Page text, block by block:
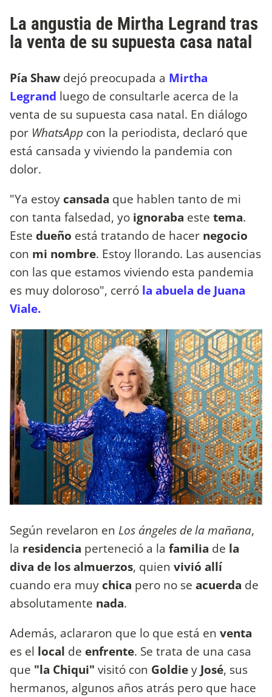
La angustia de Mirtha Legrand tras
la venta de su supuesta casa natal
Pía Shaw dejó preocupada a Mirtha
Legrand luego de consultarle acerca de la
venta de su supuesta casa natal. En diálogo
por WhatsApp con la periodista, declaró que
está cansada y viviendo la pandemia con
dolor.
"Ya estoy cansada que hablen tanto de mi
con tanta falsedad, yo ignoraba este tema.
Este dueño está tratando de hacer negocio
con mi nombre. Estoy llorando. Las ausencias
con las que estamos viviendo esta pandemia
es muy doloroso", cerró la abuela de Juana
Viale.
Según revelaron en Los ángeles de la mañana,
la residencia perteneció a la familia de la
diva de los almuerzos, quien vivió allí
cuando era muy chica pero no se acuerda de
absolutamente nada.
Además, aclararon que lo que está en venta
es el local de enfrente. Se trata de una casa
que "la Chiqui" visitó con Goldiey José, sus
hermanos, algunos años atrás pero que hace